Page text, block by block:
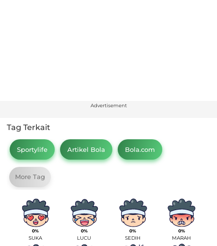
Advertisement
Tag Terkait
Sportylife Artikel Bola Bola.com
More Tag
0%
SUKA
0%
LUCU
0%
SEDIH
0%
MARAH